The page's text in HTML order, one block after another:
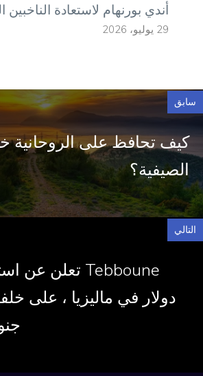
أندي بورنهام لاستعادة
29 يوليو، 2026
سابق
كيف تحافظ على الروحانية
الصيفية؟
التالي
دولار في ماليزيا ، على